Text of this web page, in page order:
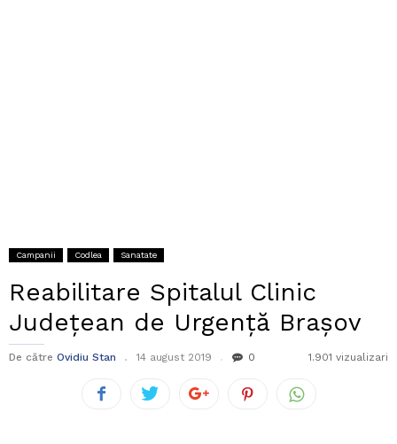
Campanii Codlea Sanatate
Reabilitare Spitalul Clinic
Județean de Urgență Brașov
De către Ovidiu Stan 14 august 2019 0 1.901 vizualizari